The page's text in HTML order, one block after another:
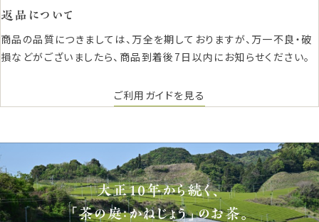
返品について
商品の品質につきましては、万全を期しておりますが、万一不良・破
損などがございましたら、商品到着後7日以内にお知らせください。
ご利用ガイドを見る
大正10年から続く、
「茶の庭：かねじょう」のお茶。